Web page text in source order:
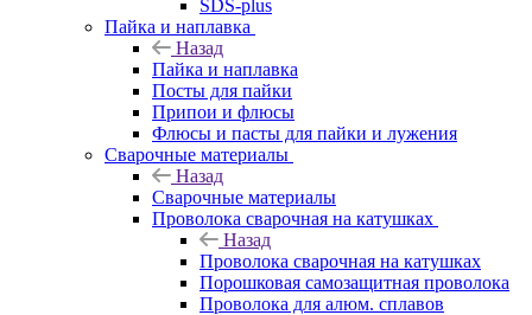
SDS-plus
Пайка и наплавка
Назад
Пайка и наплавка
Посты для пайки
Припои и флюсы
Флюсы и пасты для пайки и лужения
Сварочные материалы
Назад
Сварочные материалы
Проволока сварочная на катушках
Назад
Проволока сварочная на катушках
Порошковая самозащитная проволока
Проволока для алюм. сплавов